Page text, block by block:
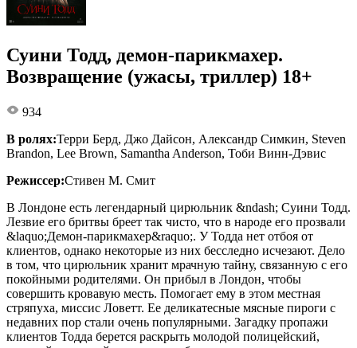
Суини Тодд, демон-парикмахер.
Возвращение (ужасы, триллер) 18+
934
В ролях:Терри Берд, Джо Дайсон, Александр Симкин, Steven
Brandon, Lee Brown, Samantha Anderson, Тоби Винн-Дэвис
Режиссер:Стивен М. Смит
В Лондоне есть легендарный цирюльник &ndash; Суини Тодд.
Лезвие его бритвы бреет так чисто, что в народе его прозвали
&laquo;Демон-парикмахер&raquo;. У Тодда нет отбоя от
клиентов, однако некоторые из них бесследно исчезают. Дело
в том, что цирюльник хранит мрачную тайну, связанную с его
покойными родителями. Он прибыл в Лондон, чтобы
совершить кровавую месть. Помогает ему в этом местная
стряпуха, миссис Ловетт. Ее деликатесные мясные пироги с
недавних пор стали очень популярными. Загадку пропажи
клиентов Тодда берется раскрыть молодой полицейский,